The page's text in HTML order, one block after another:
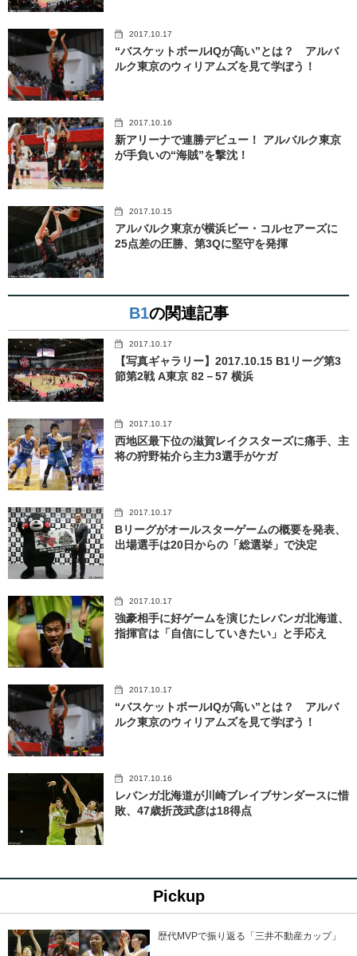
2017.10.17
“バスケットボールIQが高い”とは？ アルバ
ルク東京のウィリアムズを見て学ぼう！
2017.10.16
新アリーナで連勝デビュー！ アルバルク東京
が手負いの“海賊”を撃沈！
2017.10.15
アルバルク東京が横浜ビー・コルセアーズに
25点差の圧勝、第3Qに堅守を発揮
B1の関連記事
2017.10.17
【写真ギャラリー】2017.10.15 B1リーグ第3
節第2戦 A東京 82－57 横浜
2017.10.17
西地区最下位の滋賀レイクスターズに痛手、主
将の狩野祐介ら主力3選手がケガ
2017.10.17
Bリーグがオールスターゲームの概要を発表、
出場選手は20日からの「総選挙」で決定
2017.10.17
強豪相手に好ゲームを演じたレバンガ北海道、
指揮官は「自信にしていきたい」と手応え
2017.10.17
“バスケットボールIQが高い”とは？ アルバ
ルク東京のウィリアムズを見て学ぼう！
2017.10.16
レバンガ北海道が川崎ブレイブサンダースに惜
敗、47歳折茂武彦は18得点
Pickup
歴代MVPで振り返る「三井不動産カップ」